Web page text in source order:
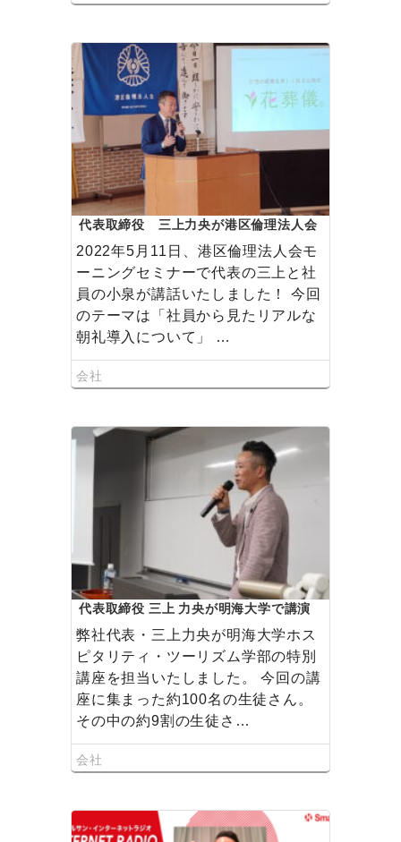
代表取締役 三上力央が港区倫理法人会
2022年5月11日、港区倫理法人会モ
ーニングセミナーで代表の三上と社
員の小泉が講話いたしました！ 今回
のテーマは「社員から見たリアルな
朝礼導入について」 …
会社
代表取締役 三上 力央が明海大学で講演
いたしました
弊社代表・三上力央が明海大学ホス
ピタリティ・ツーリズム学部の特別
講座を担当いたしました。 今回の講
座に集まった約100名の生徒さん。
その中の約9割の生徒さ…
会社